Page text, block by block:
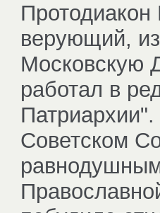
верующий,
Московскую
работал в
Советском